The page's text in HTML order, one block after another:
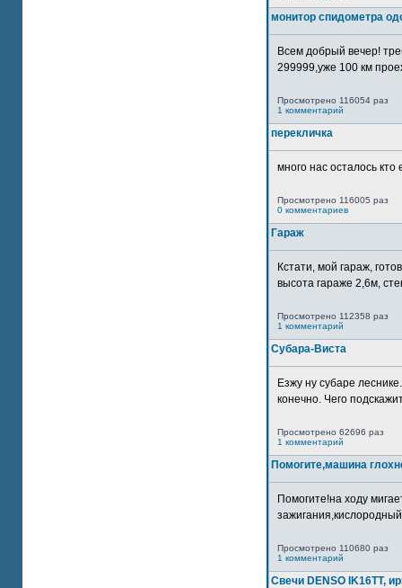
монитор спидометра
Всем добрый вечер!
299999,уже 100 км
Просмотрено 116054 раз
1 комментарий
перекличка
много нас осталось
Просмотрено 116005 раз
0 комментариев
Гараж
Кстати, мой гараж,
высота гараже 2,6м,
Просмотрено 112358 раз
1 комментарий
Субара-Виста
Езжу ну субаре
конечно. Чего
Просмотрено 62696 раз
1 комментарий
Помогите,машина
Помогите!на ходу
Просмотрено 110680 раз
1 комментарий
Свечи DENSO IK16TT,